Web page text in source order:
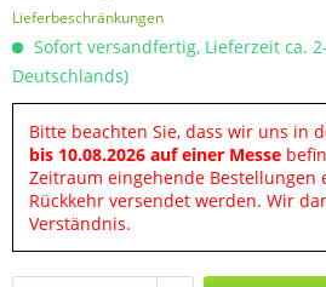
Lieferbeschränkungen
Sofort versandfertig, Lieferzeit ca.
Deutschlands)
Bitte beachten Sie, dass wir uns in
bis 10.08.2026 auf einer Messe
Zeitraum eingehende Bestellungen
Rückkehr versendet werden. Wir
Verständnis.